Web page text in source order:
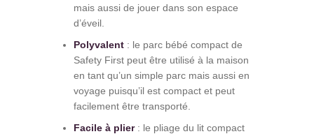
mais aussi de jouer dans son espace
d’éveil.
Polyvalent : le parc bébé compact de
Safety First peut être utilisé à la maison
en tant qu’un simple parc mais aussi en
voyage puisqu’il est compact et peut
facilement être transporté.
Facile à plier : le pliage du lit compact